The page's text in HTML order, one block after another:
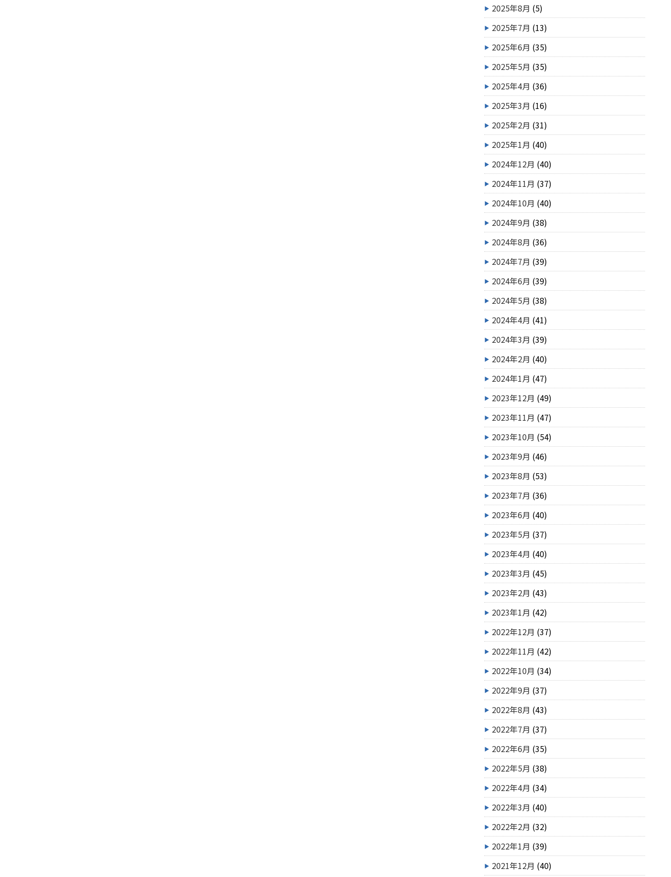
2025年8月 (5)
2025年7月 (13)
2025年6月 (35)
2025年5月 (35)
2025年4月 (36)
2025年3月 (16)
2025年2月 (31)
2025年1月 (40)
2024年12月 (40)
2024年11月 (37)
2024年10月 (40)
2024年9月 (38)
2024年8月 (36)
2024年7月 (39)
2024年6月 (39)
2024年5月 (38)
2024年4月 (41)
2024年3月 (39)
2024年2月 (40)
2024年1月 (47)
2023年12月 (49)
2023年11月 (47)
2023年10月 (54)
2023年9月 (46)
2023年8月 (53)
2023年7月 (36)
2023年6月 (40)
2023年5月 (37)
2023年4月 (40)
2023年3月 (45)
2023年2月 (43)
2023年1月 (42)
2022年12月 (37)
2022年11月 (42)
2022年10月 (34)
2022年9月 (37)
2022年8月 (43)
2022年7月 (37)
2022年6月 (35)
2022年5月 (38)
2022年4月 (34)
2022年3月 (40)
2022年2月 (32)
2022年1月 (39)
2021年12月 (40)